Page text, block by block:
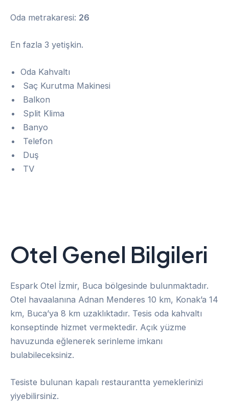
Oda metrakaresi: 26
En fazla 3 yetişkin.
Oda Kahvaltı
Saç Kurutma Makinesi
Balkon
Split Klima
Banyo
Telefon
Duş
TV
Otel Genel Bilgileri
Espark Otel İzmir, Buca bölgesinde bulunmaktadır.
Otel havaalanına Adnan Menderes 10 km, Konak’a 14
km, Buca’ya 8 km uzaklıktadır. Tesis oda kahvaltı
konseptinde hizmet vermektedir. Açık yüzme
havuzunda eğlenerek serinleme imkanı
bulabileceksiniz.
Tesiste bulunan kapalı restaurantta yemeklerinizi
yiyebilirsiniz.